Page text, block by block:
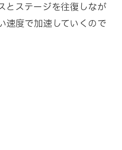
とステージを往復しなが
速度で加速していくので